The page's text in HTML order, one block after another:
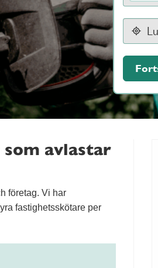
avlastar
företag. Vi har
fastighetsskötare per